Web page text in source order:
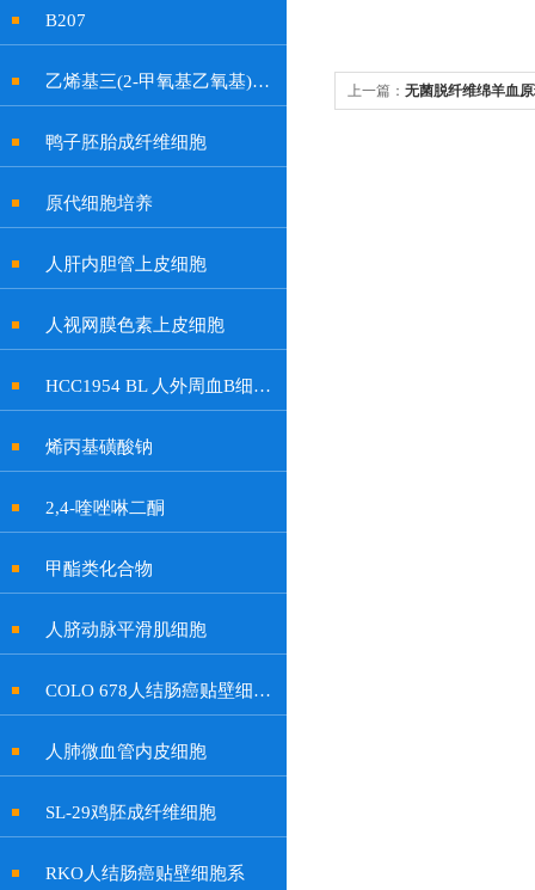
B207
乙烯基三(2-甲氧基乙氧基)硅烷
鸭子胚胎成纤维细胞
原代细胞培养
人肝内胆管上皮细胞
人视网膜色素上皮细胞
HCC1954 BL 人外周血B细胞系
烯丙基磺酸钠
2,4-喹唑啉二酮
甲酯类化合物
人脐动脉平滑肌细胞
COLO 678人结肠癌贴壁细胞系
人肺微血管内皮细胞
SL-29鸡胚成纤维细胞
RKO人结肠癌贴壁细胞系
上一篇： 无菌脱纤维绵羊血